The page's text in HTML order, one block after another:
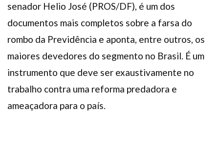
senador Helio José (PROS/DF), é um dos
documentos mais completos sobre a farsa do
rombo da Previdência e aponta, entre outros, os
maiores devedores do segmento no Brasil. É um
instrumento que deve ser exaustivamente no
trabalho contra uma reforma predadora e
ameaçadora para o país.